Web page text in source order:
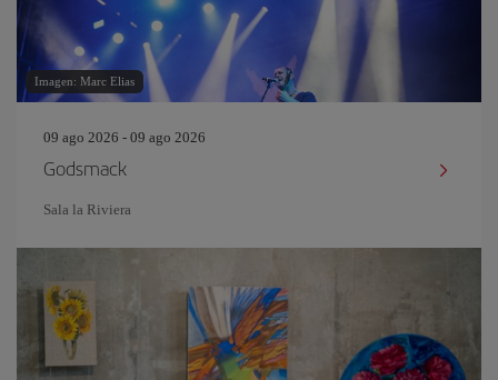
Imagen: Marc Elias
09 ago 2026 - 09 ago 2026
Godsmack
Sala la Riviera